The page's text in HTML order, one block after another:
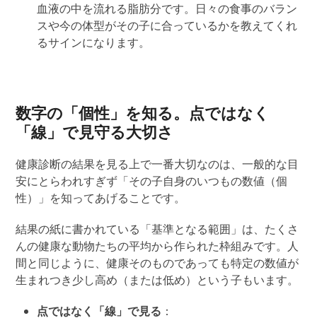
血液の中を流れる脂肪分です。日々の食事のバラン
スや今の体型がその子に合っているかを教えてくれ
るサインになります。
数字の「個性」を知る。点ではなく
「線」で見守る大切さ
健康診断の結果を見る上で一番大切なのは、一般的な目
安にとらわれすぎず「その子自身のいつもの数値（個
性）」を知ってあげることです。
結果の紙に書かれている「基準となる範囲」は、たくさ
んの健康な動物たちの平均から作られた枠組みです。人
間と同じように、健康そのものであっても特定の数値が
生まれつき少し高め（または低め）という子もいます。
点ではなく「線」で見る ：